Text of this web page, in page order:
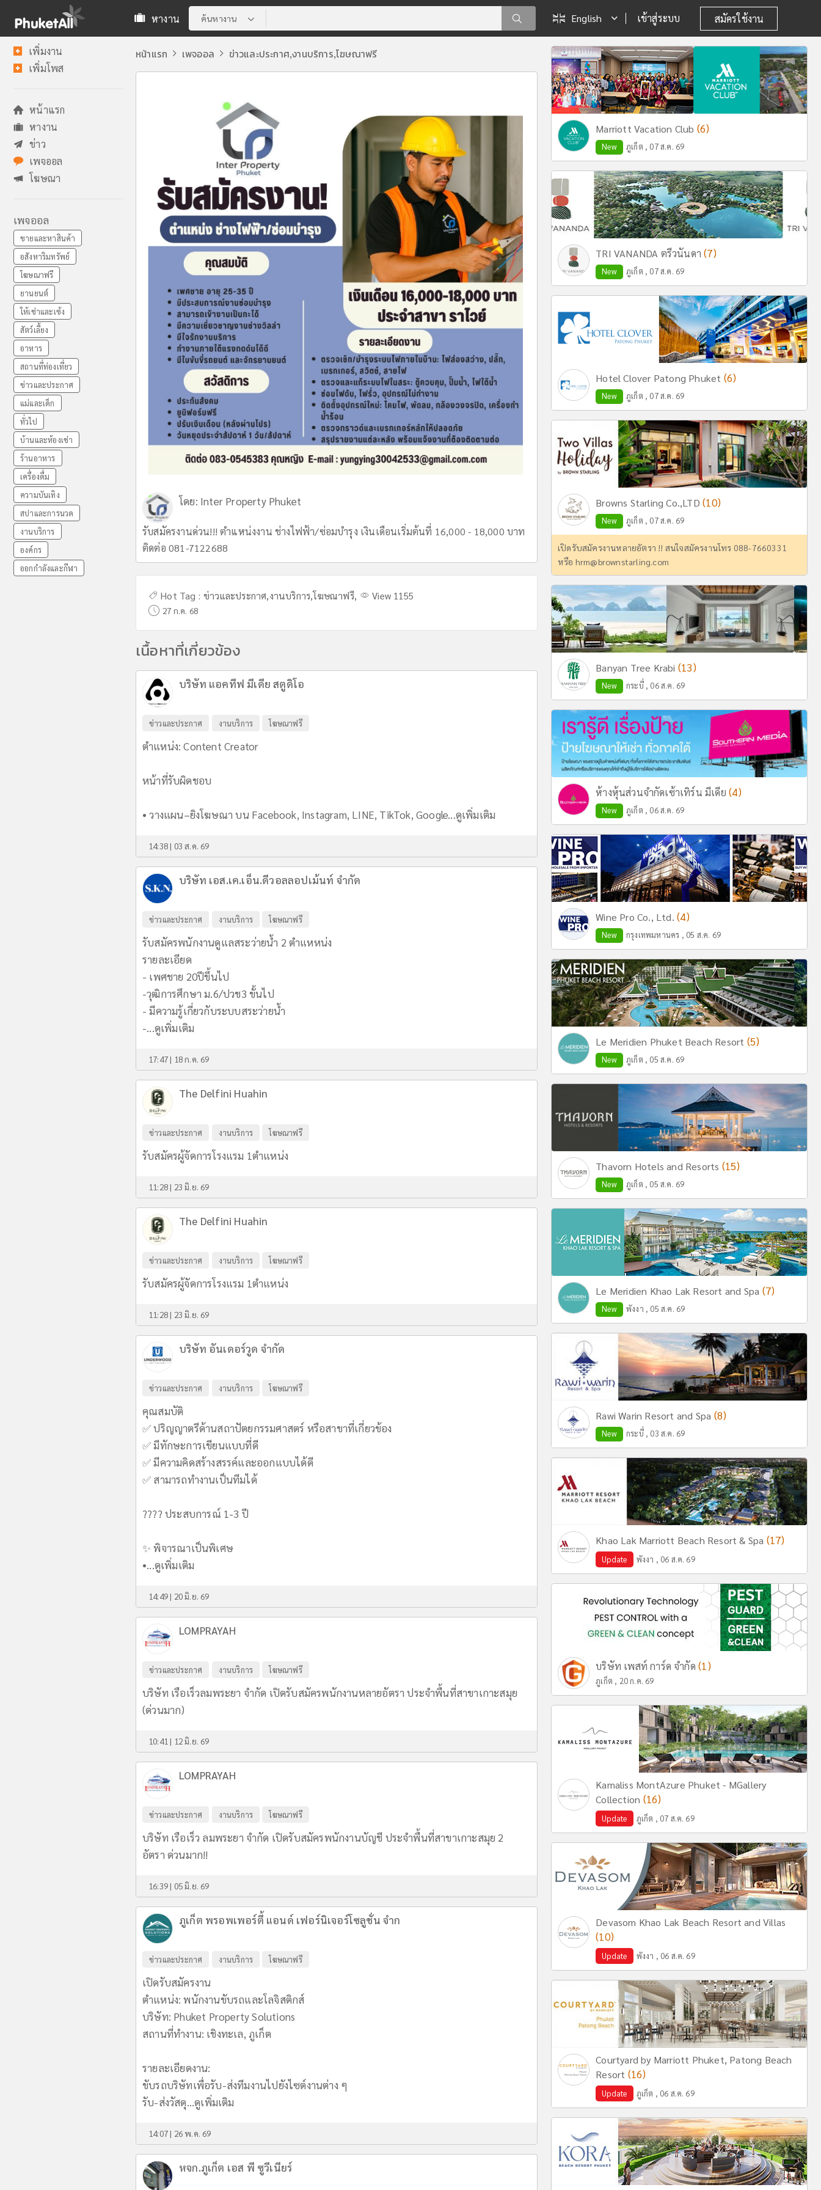
หางาน ค้นหางาน English เข้าสู่ระบบ สมัครใช้งาน
เพิ่มงาน
เพิ่มโพส
หน้าแรก
หางาน
ข่าว
เพจออล
โฆษณา
เพจออล
ขายและหาสินค้า
อสังหาริมทรัพย์
โฆษณาฟรี
ยานยนต์
ให้เช่าและเซ้ง
สัตว์เลี้ยง
อาหาร
สถานที่ท่องเที่ยว
ข่าวและประกาศ
แม่และเด็ก
ทั่วไป
บ้านและห้องเช่า
ร้านอาหาร
เครื่องดื่ม
ความบันเทิง
สปาและการนวด
งานบริการ
องค์กร
ออกกำลังและกีฬา
หน้าแรก เพจออล ข่าวและประกาศ,งานบริการ,โฆษณาฟรี
โดย: Inter Property Phuket
รับสมัครงานด่วน!!! ตำแหน่งงาน ช่างไฟฟ้า/ซ่อมบำรุง เงินเดือนเริ่มต้นที่ 16,000 - 18,000 บาท
ติดต่อ 081-7122688
Hot Tag : ข่าวและประกาศ,งานบริการ,โฆษณาฟรี, View 1155
27 ก.ค. 68
เนื้อหาที่เกี่ยวข้อง
บริษัท แอคทีฟ มีเดีย สตูดิโอ
ข่าวและประกาศ งานบริการ โฆษณาฟรี
ตำแหน่ง: Content Creator
หน้าที่รับผิดชอบ
• วางแผน–ยิงโฆษณา บน Facebook, Instagram, LINE, TikTok, Google...ดูเพิ่มเติม
14:38 | 03 ส.ค. 69
บริษัท เอส.เค.เอ็น.ดีวอลลอปเม้นท์ จำกัด
ข่าวและประกาศ งานบริการ โฆษณาฟรี
รับสมัครพนักงานดูแลสระว่ายน้ำ 2 ตำแหหน่ง
รายละเอียด
- เพศชาย 20ปีขึ้นไป
-วุฒิการศึกษา ม.6/ปวช3 ขั้นไป
- มีความรู้เกี่ยวกับระบบสระว่ายน้ำ
-...ดูเพิ่มเติม
17:47 | 18 ก.ค. 69
The Delfini Huahin
ข่าวและประกาศ งานบริการ โฆษณาฟรี
รับสมัครผู้จัดการโรงแรม 1ตำแหน่ง
11:28 | 23 มิ.ย. 69
The Delfini Huahin
ข่าวและประกาศ งานบริการ โฆษณาฟรี
รับสมัครผู้จัดการโรงแรม 1ตำแหน่ง
11:28 | 23 มิ.ย. 69
บริษัท อันเดอร์วูด จำกัด
ข่าวและประกาศ งานบริการ โฆษณาฟรี
คุณสมบัติ
✅ ปริญญาตรีด้านสถาปัตยกรรมศาสตร์ หรือสาขาที่เกี่ยวข้อง
✅ มีทักษะการเขียนแบบที่ดี
✅ มีความคิดสร้างสรรค์และออกแบบได้ดี
✅ สามารถทำงานเป็นทีมได้
???? ประสบการณ์ 1-3 ปี
✨ พิจารณาเป็นพิเศษ
•...ดูเพิ่มเติม
14:49 | 20 มิ.ย. 69
LOMPRAYAH
ข่าวและประกาศ งานบริการ โฆษณาฟรี
บริษัท เรือเร็วลมพระยา จำกัด เปิดรับสมัครพนักงานหลายอัตรา ประจำพื้นที่สาขาเกาะสมุย
(ด่วนมาก)
10:41 | 12 มิ.ย. 69
LOMPRAYAH
ข่าวและประกาศ งานบริการ โฆษณาฟรี
บริษัท เรือเร็ว ลมพระยา จำกัด เปิดรับสมัครพนักงานบัญชี ประจำพื้นที่สาขาเกาะสมุย 2
อัตรา ด่วนมาก!!
16:39 | 05 มิ.ย. 69
ภูเก็ต พรอพเพอร์ตี้ แอนด์ เฟอร์นิเจอร์โซลูชั่น จำก
ข่าวและประกาศ งานบริการ โฆษณาฟรี
เปิดรับสมัครงาน
ตำแหน่ง: พนักงานขับรถและโลจิสติกส์
บริษัท: Phuket Property Solutions
สถานที่ทำงาน: เชิงทะเล, ภูเก็ต
รายละเอียดงาน:
ขับรถบริษัทเพื่อรับ-ส่งทีมงานไปยังไซต์งานต่าง ๆ
รับ-ส่งวัสดุ...ดูเพิ่มเติม
14:07 | 26 พ.ค. 69
หจก.ภูเก็ต เอส พี ซูวีเนียร์
Marriott Vacation Club (6)
New ภูเก็ต , 07 ส.ค. 69
TRI VANANDA ตรีวนันดา(7)
New ภูเก็ต , 07 ส.ค. 69
Hotel Clover Patong Phuket (6)
New ภูเก็ต , 07 ส.ค. 69
Browns Starling Co.,LTD(10)
New ภูเก็ต , 07 ส.ค. 69
เปิดรับสมัครงานหลายอัตรา !! สนใจสมัครงานโทร 088-7660331
หรือ hrm@brownstarling.com
Banyan Tree Krabi (13)
New กระบี่ , 06 ส.ค. 69
ห้างหุ้นส่วนจำกัดเซ้าเทิร์น มีเดีย(4)
New ภูเก็ต , 06 ส.ค. 69
Wine Pro Co., Ltd.(4)
New กรุงเทพมหานคร , 05 ส.ค. 69
Le Meridien Phuket Beach Resort (5)
New ภูเก็ต , 05 ส.ค. 69
Thavorn Hotels and Resorts (15)
New ภูเก็ต , 05 ส.ค. 69
Le Meridien Khao Lak Resort and Spa (7)
New พังงา , 05 ส.ค. 69
Rawi Warin Resort and Spa (8)
New กระบี่ , 03 ส.ค. 69
Khao Lak Marriott Beach Resort & Spa (17)
Update พังงา , 06 ส.ค. 69
บริษัท เพสท์ การ์ด จำกัด(1)
ภูเก็ต , 20 ก.ค. 69
Kamaliss MontAzure Phuket - MGallery
Collection (16)
Update ภูเก็ต , 07 ส.ค. 69
Devasom Khao Lak Beach Resort and Villas
(10)
Update พังงา , 06 ส.ค. 69
Courtyard by Marriott Phuket, Patong Beach
Resort (16)
Update ภูเก็ต , 06 ส.ค. 69